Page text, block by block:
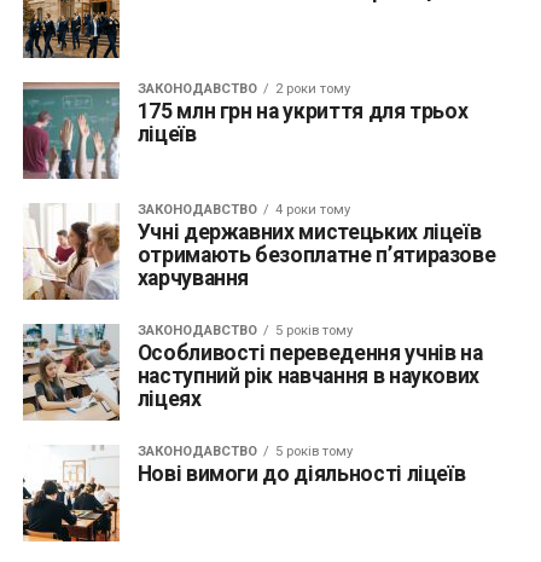
ЗАКОНОДАВСТВО 2 роки тому
175 млн грн на укриття для трьох
ліцеїв
ЗАКОНОДАВСТВО 4 роки тому
Учні державних мистецьких ліцеїв
отримають безоплатне п’ятиразове
харчування
ЗАКОНОДАВСТВО 5 років тому
Особливості переведення учнів на
наступний рік навчання в наукових
ліцеях
ЗАКОНОДАВСТВО 5 років тому
Нові вимоги до діяльності ліцеїв